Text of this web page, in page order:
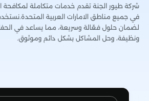
شركة طيور الجنة تقدم خدمات متكاملة لمكافحة
في جميع مناطق الامارات العربية
لضمان حلول فعّالة وسريعة، مما يساعد في
ونظيفة، وحل المشاكل بشكل دائم وموثوق.